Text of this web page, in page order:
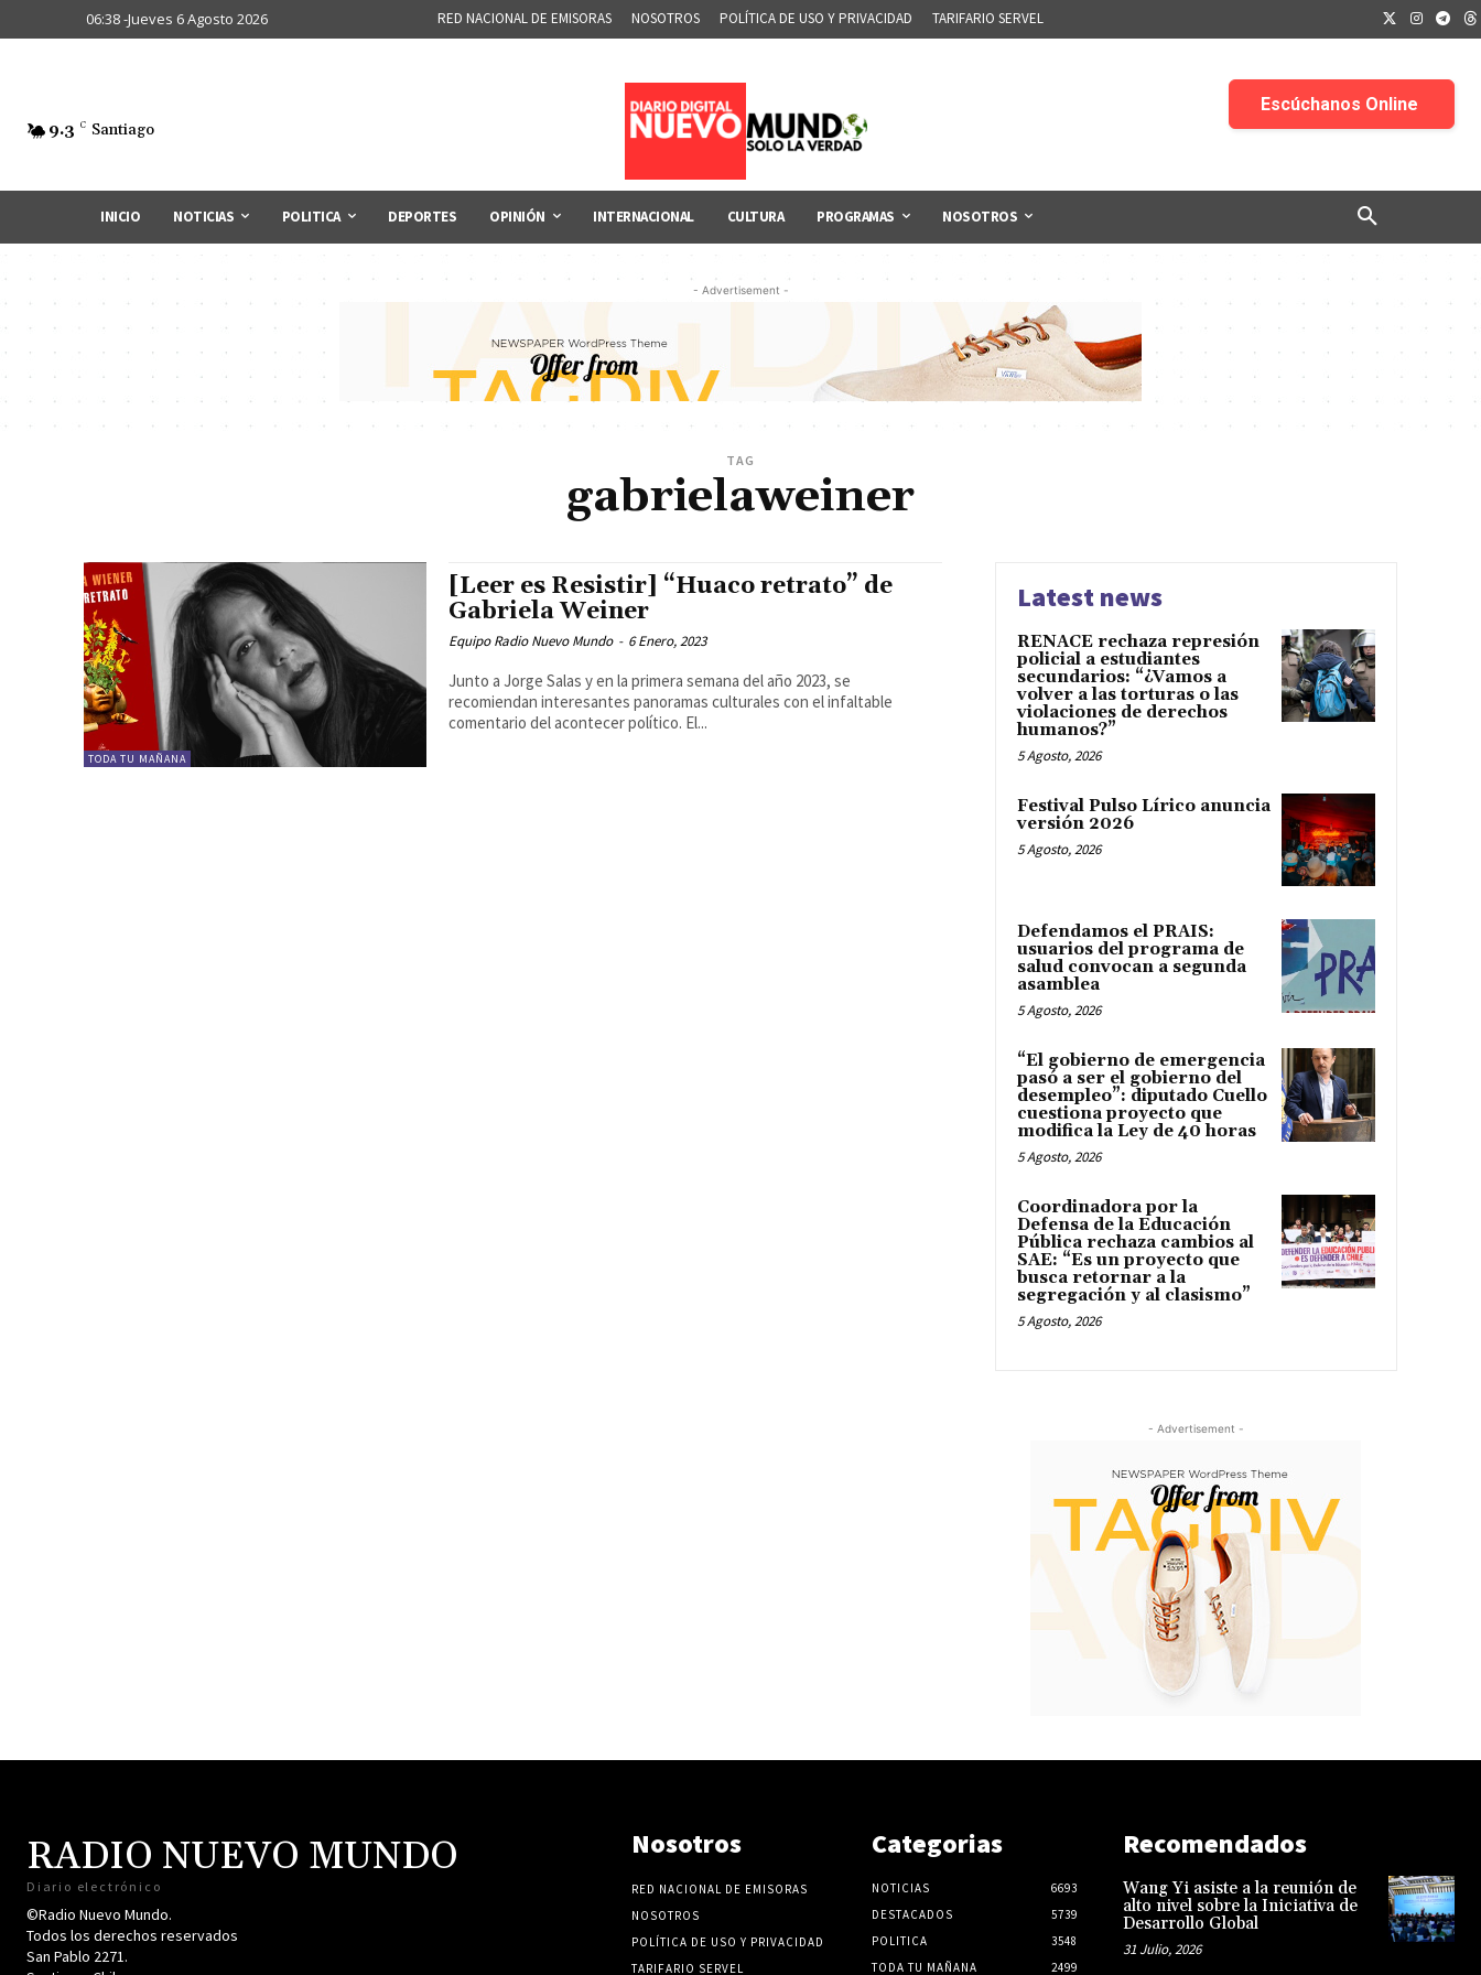
06:38 -Jueves 6 Agosto 2026 RED NACIONAL DE EMISORAS NOSOTROS POLÍTICA DE USO Y PRIVACIDAD TARIFARIO SERVEL
9.3 C Santiago
INICIO NOTICIAS POLITICA DEPORTES OPINIÓN INTERNACIONAL CULTURA PROGRAMAS NOSOTROS
- Advertisement -
TAG
gabrielaweiner
TODA TU MAÑANA
[Leer es Resistir] “Huaco retrato” de
Gabriela Weiner
Equipo Radio Nuevo Mundo - 6 Enero, 2023
Junto a Jorge Salas y en la primera semana del año 2023, se
recomiendan interesantes panoramas culturales con el infaltable
comentario del acontecer político. El...
Latest news
RENACE rechaza represión
policial a estudiantes
secundarios: “¿Vamos a
volver a las torturas o las
violaciones de derechos
humanos?”
5 Agosto, 2026
Festival Pulso Lírico anuncia
versión 2026
5 Agosto, 2026
Defendamos el PRAIS:
usuarios del programa de
salud convocan a segunda
asamblea
5 Agosto, 2026
“El gobierno de emergencia
pasó a ser el gobierno del
desempleo”: diputado Cuello
cuestiona proyecto que
modifica la Ley de 40 horas
5 Agosto, 2026
Coordinadora por la
Defensa de la Educación
Pública rechaza cambios al
SAE: “Es un proyecto que
busca retornar a la
segregación y al clasismo”
5 Agosto, 2026
- Advertisement -
RADIO NUEVO MUNDO
Diario electrónico
©Radio Nuevo Mundo.
Todos los derechos reservados
San Pablo 2271.
Nosotros
RED NACIONAL DE EMISORAS
NOSOTROS
POLÍTICA DE USO Y PRIVACIDAD
TARIFARIO SERVEL
Categorias
NOTICIAS
6693
DESTACADOS
5739
POLITICA
3548
TODA TU MAÑANA
2499
Recomendados
Wang Yi asiste a la reunión de
alto nivel sobre la Iniciativa de
Desarrollo Global
31 Julio, 2026